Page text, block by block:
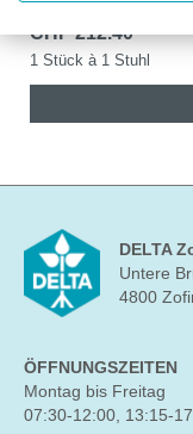
CHF 212.40
1 Stück à 1 Stuhl
DELTA
Untere
4800
ÖFFNUNGSZEITEN
Montag bis Freitag
07:30-12:00, 13:15-